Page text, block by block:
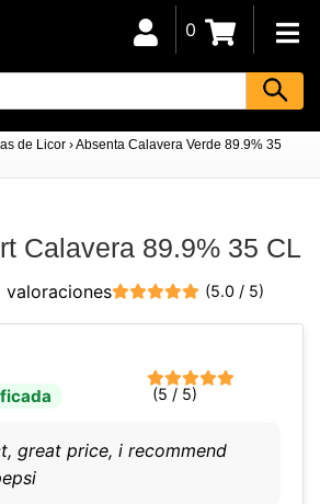
de Licor ›Absenta Calavera Verde 89.9% 35
0
Calavera 89.9% 35 CL
valoraciones (5.0 / 5)
(5 / 5)
great price, i recommend